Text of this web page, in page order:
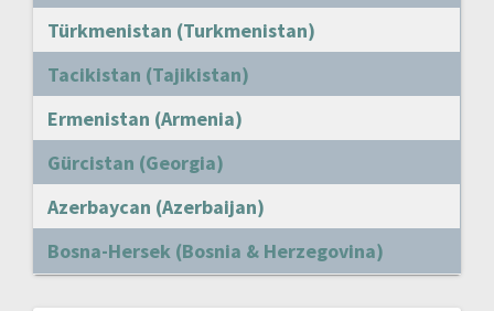
Türkmenistan (Turkmenistan)
Tacikistan (Tajikistan)
Ermenistan (Armenia)
Gürcistan (Georgia)
Azerbaycan (Azerbaijan)
Bosna-Hersek (Bosnia & Herzegovina)